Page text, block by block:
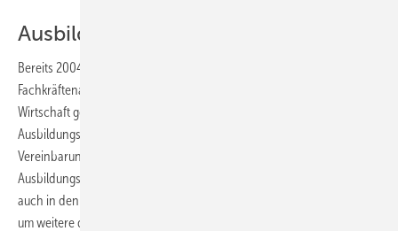
Ausbildungspakt hat sich bewährt
Bereits 2004 wurde der „Pakt für Ausbildung und
Fachkräftenachwuchs“ zwischen der Bundesregierung und der
Wirtschaft geschlossen. Damals war das Gerangel um einen
Ausbildungsplatz besonders groß und die Appelle aus dieser
Vereinbarung bewirkten, dass Jahr um Jahr weitere erschließbare
Ausbildungs-Chancen mobilisiert wurden. 2007 wurde der Pakt, der
auch in den Bundesländern durch viele Maßnahmen unterstützt wird,
um weitere drei Jahre verlängert.